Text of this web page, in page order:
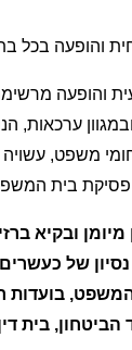
והופעה בכל
והופעה
ערכאות,
משפט,
פסיקת בית
מיומן ובקיא
נסיון של
בועדות
בית